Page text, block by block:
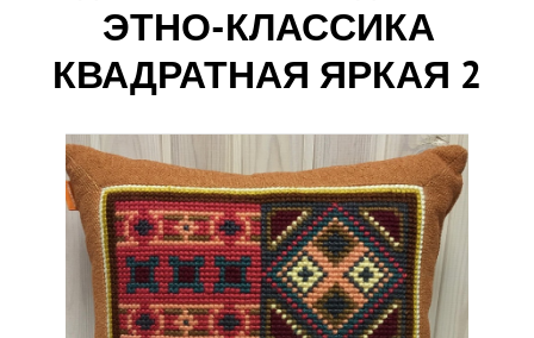
ЭТНО-КЛАССИКА
КВАДРАТНАЯ ЯРКАЯ 2